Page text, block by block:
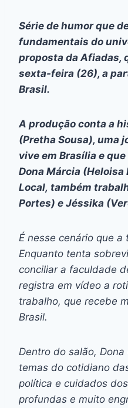
e
b
o
o
k
s
e
n
g
s
A
p
p
a
d
s
p
y
Li
n
k
Série de humor que
fundamentais do
proposta da Afiadas,
sexta-feira (26), a
Brasil.
A produção conta a
(Pretha Sousa), uma
vive em Brasília e
Dona Márcia (Heloisa
Local, também
Portes) e Jéssika
É nesse cenário que a
Enquanto tenta
conciliar a faculdade
registra em vídeo a
trabalho, que recebe
Brasil.
Dentro do salão,
temas do cotidiano
política e cuidados
profundas e muito